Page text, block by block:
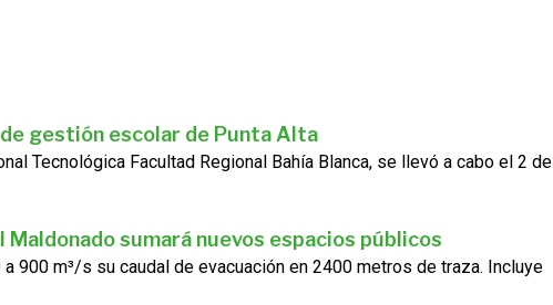
gestión escolar de Punta Alta
Tecnológica Facultad Regional Bahía Blanca, se llevó a cabo el 2 de
sumará nuevos espacios públicos
900 m³/s su caudal de evacuación en 2400 metros de traza. Incluye